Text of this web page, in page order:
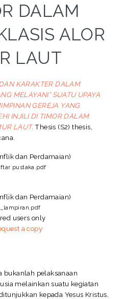
DALAM
ALOR
LAUT
KARAKTER DALAM
MELAYANI” SUATU UPAYA
GEREJA YANG
INJILI DI TIMOR DALAM
LAUT. Thesis (S2) thesis,
dan Perdamaian)
pustaka.pdf
dan Perdamaian)
users only
a copy
bukanlah pelaksanaan
melainkan suatu kegiatan
kepada Yesus Kristus,